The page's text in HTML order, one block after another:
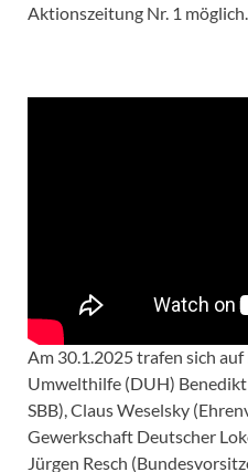
Aktionszeitung Nr. 1 möglich.
Am 30.1.2025 trafen sich
Umwelthilfe (DUH)
SBB), Claus Weselsky
Gewerkschaft Deutscher
Jürgen Resch